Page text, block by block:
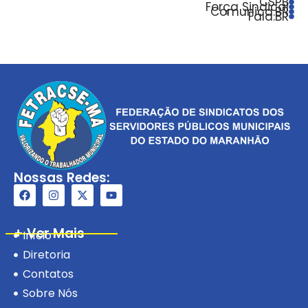
Força Sindical
Comunica.BR
Fala.BR
Nossas Redes:
+ Ver Mais
Início
Diretoria
Contatos
Sobre Nós